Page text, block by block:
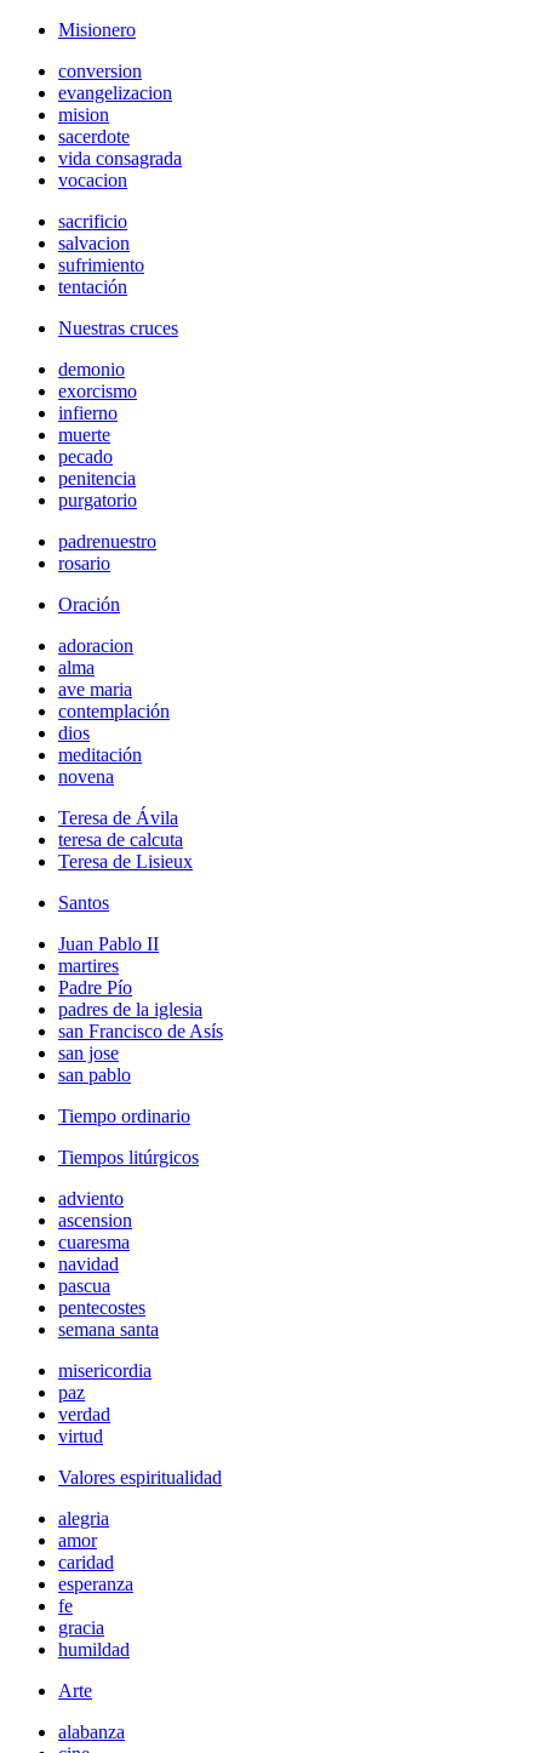
Misionero
conversion
evangelizacion
mision
sacerdote
vida consagrada
vocacion
sacrificio
salvacion
sufrimiento
tentación
Nuestras cruces
demonio
exorcismo
infierno
muerte
pecado
penitencia
purgatorio
padrenuestro
rosario
Oración
adoracion
alma
ave maria
contemplación
dios
meditación
novena
Teresa de Ávila
teresa de calcuta
Teresa de Lisieux
Santos
Juan Pablo II
martires
Padre Pío
padres de la iglesia
san Francisco de Asís
san jose
san pablo
Tiempo ordinario
Tiempos litúrgicos
adviento
ascension
cuaresma
navidad
pascua
pentecostes
semana santa
misericordia
paz
verdad
virtud
Valores espiritualidad
alegria
amor
caridad
esperanza
fe
gracia
humildad
Arte
alabanza